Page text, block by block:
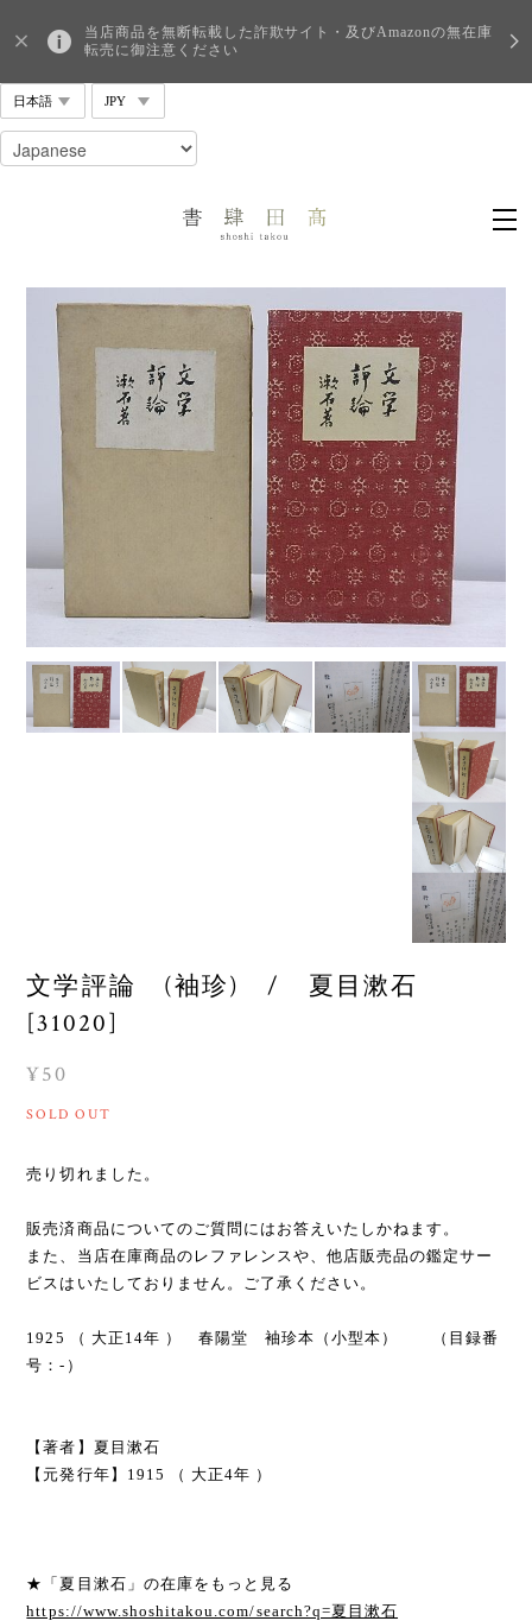
当店商品を無断転載した詐欺サイト・及びAmazonの無在庫
転売に御注意ください
文学評論 (袖珍) / 夏目漱石
[31020]
¥50
SOLD OUT
売り切れました。
販売済商品についてのご質問にはお答えいたしかねます。
また、当店在庫商品のレファレンスや、他店販売品の鑑定サー
ビスはいたしておりません。ご了承ください。
1925 （ 大正14年 ） 春陽堂 袖珍本（小型本） （目録番
号：-）
【著者】夏目漱石
【元発行年】1915 （ 大正4年 ）
★「夏目漱石」の在庫をもっと見る
https://www.shoshitakou.com/search?q=夏目漱石